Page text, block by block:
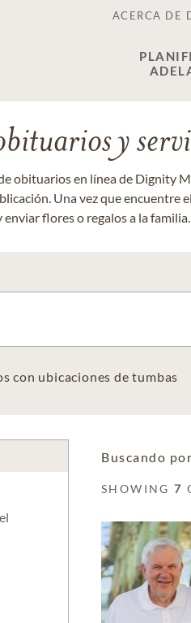
ACERCA DE
y
obituarios en línea de Dignity
Una vez que
flores o regalos a la familia.
con ubicaciones de tumbas
Buscando por
SHOWING7